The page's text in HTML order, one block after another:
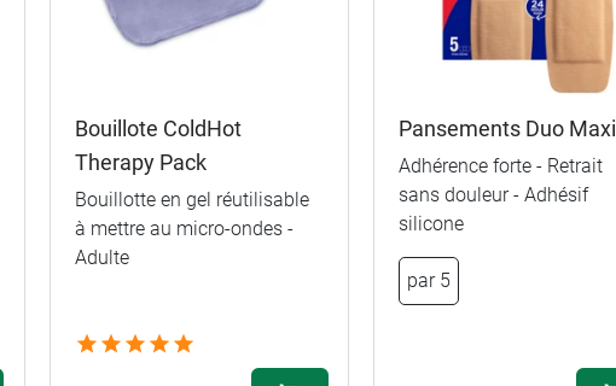
Bouillote ColdHot
Therapy Pack
Bouillotte en gel réutilisable
à mettre au micro-ondes -
Adulte
Pansements Duo Maxi
Adhérence forte - Retrait
sans douleur - Adhésif
silicone
par 5